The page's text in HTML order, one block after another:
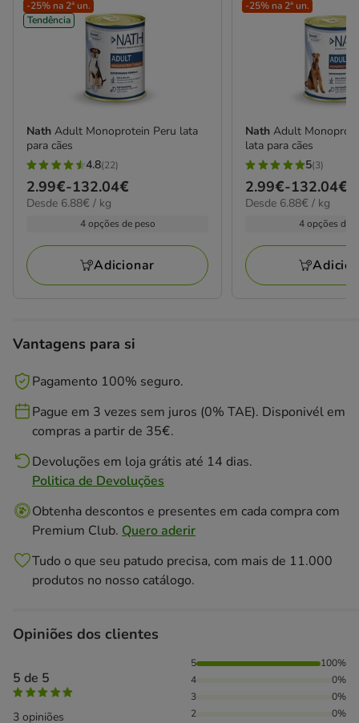
-25% na 2ª un.
Tendência
Nath Adult Monoprotein Peru lata
para cães
4.8
estrelas
com
avaliações
4.8(22)
Preço
de
132.04€
2.99€-132.04€
6.88€
Desde 6.88€ / kg
4 opções de peso
Adicionar
-25% na 2ª un.
NathAdult
lata para cães
5
estrelas
com
avaliações
5(3)
Preço
de
132.04€
2.99€-132.04€
6.88€
Desde 6.88€ / kg
4 opções de
Vantagens para si
Pagamento 100% seguro.
Pague em 3 vezes sem juros (0% TAE). Disponivél em
compras a partir de 35€.
Devoluções em loja grátis até 14 dias.
Politica de Devoluções
Obtenha descontos e presentes em cada compra com
Premium Club. Quero aderir
Tudo o que seu patudo precisa, com mais de 11.000
produtos no nosso catálogo.
Opiniões dos clientes
5 de 5
3 opiniões
100% das pessoas avaliaram com 5 estrelas,
5
100%
4
0%
3
0%
2
0%